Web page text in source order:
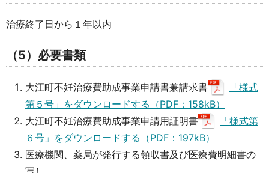
治療終了日から１年以内
（5）必要書類
大江町不妊治療費助成事業申請書兼請求書
「様式
第５号」をダウンロードする（PDF：158kB）
大江町不妊治療費助成事業申請用証明書
「様式第
６号」をダウンロードする（PDF：197kB）
医療機関、薬局が発行する領収書及び医療費明細書の